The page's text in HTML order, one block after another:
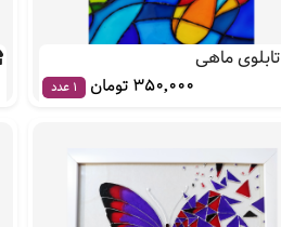
تابلوی ماهی
350,000 تومان 1 عدد